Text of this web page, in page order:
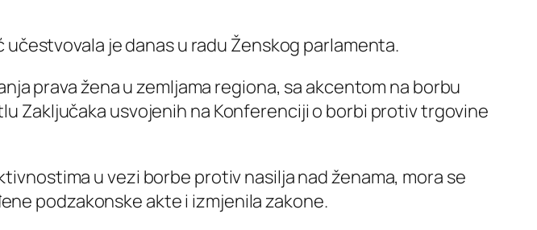
je danas u radu Ženskog parlamenta.
prava žena u zemljama regiona, sa akcentom na borbu
Zaključaka usvojenih na Konferenciji o borbi protiv trgovine
u vezi borbe protiv nasilja nad ženama, mora se
podzakonske akte i izmjenila zakone.